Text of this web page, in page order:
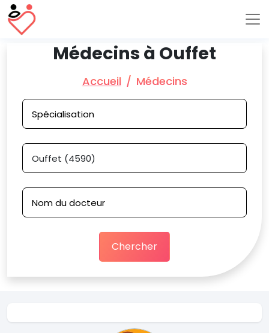
Médecins à Ouffet
Accueil Médecins
Chercher